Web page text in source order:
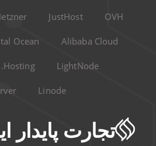
JustHost OVH
Ocean Alibaba Cloud
LightNode
Linode
تجارت پایدار